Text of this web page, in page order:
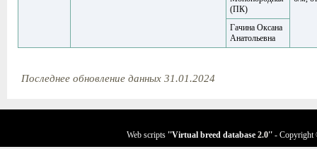
(ПК)
Гачина Оксана
Анатольевна
Последнее обновление данных 31.01.2024
Web scripts ''Virtual breed database 2.0'' - Copyright